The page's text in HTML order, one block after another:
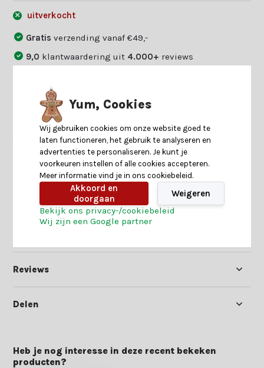
uitverkocht
Gratisverzending vanaf €49,-
9,0 klantwaardering uit 4.000+ reviews
Betaal zoals jij dat wilt:
Twijfel je of dit jouw match is?
Beantwoord enkele vragen en
we vinden jouw match.
Start keuzehulp
Productomschrijving
Reviews
Delen
Heb je nog interesse in deze recent bekeken
producten?
Yum, Cookies
Wij gebruiken cookies om onze website goed te
laten functioneren, het gebruik te analyseren en
advertenties te personaliseren. Je kunt je
voorkeuren instellen of alle cookies accepteren.
Meer informatie vind je in ons cookiebeleid.
Akkoord en
doorgaan
Weigeren
Bekijk ons privacy-/cookiebeleid
Wij zijn een Google partner